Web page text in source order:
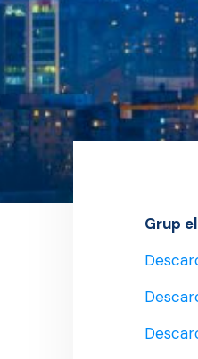
Grup